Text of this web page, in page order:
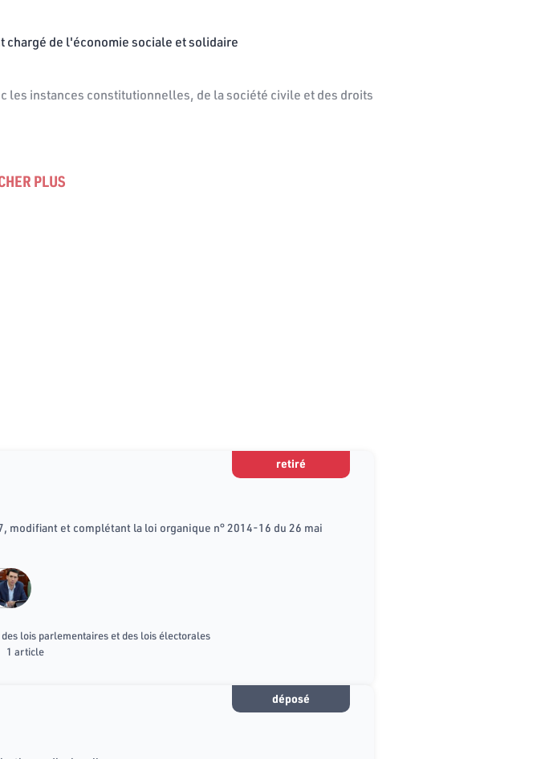
chargé de l'économie sociale et solidaire
les instances constitutionnelles, de la société civile et des droits
PLUS
retiré
modifiant et complétant la loi organique n° 2014-16 du 26 mai
lois parlementaires et des lois électorales
1 article
déposé